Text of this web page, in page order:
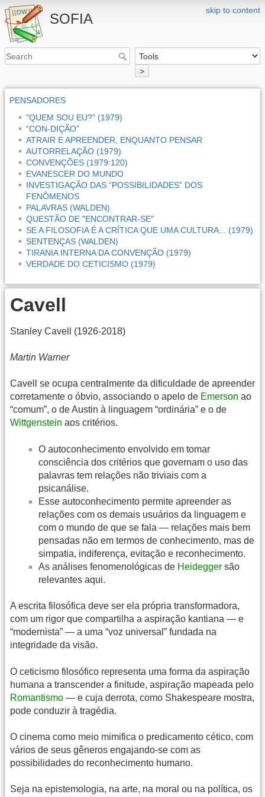
skip to content
SOFIA
>
PENSADORES
"QUEM SOU EU?" (1979)
“CON-DIÇÃO”
ATRAIR E APREENDER, ENQUANTO PENSAR
AUTORRELAÇÃO (1979)
CONVENÇÕES (1979:120)
EVANESCER DO MUNDO
INVESTIGAÇÃO DAS “POSSIBILIDADES” DOS
FENÔMENOS
PALAVRAS (WALDEN)
QUESTÃO DE "ENCONTRAR-SE"
SE A FILOSOFIA É A CRÍTICA QUE UMA CULTURA... (1979)
SENTENÇAS (WALDEN)
TIRANIA INTERNA DA CONVENÇÃO (1979)
VERDADE DO CETICISMO (1979)
Cavell
Stanley Cavell (1926-2018)
Martin Warner
Cavell se ocupa centralmente da dificuldade de apreender
corretamente o óbvio, associando o apelo de Emerson ao
“comum”, o de Austin à linguagem “ordinária” e o de
Wittgenstein aos critérios.
O autoconhecimento envolvido em tomar
consciência dos critérios que governam o uso das
palavras tem relações não triviais com a
psicanálise.
Esse autoconhecimento permite apreender as
relações com os demais usuários da linguagem e
com o mundo de que se fala — relações mais bem
pensadas não em termos de conhecimento, mas de
simpatia, indiferença, evitação e reconhecimento.
As análises fenomenológicas de Heidegger são
relevantes aqui.
A escrita filosófica deve ser ela própria transformadora,
com um rigor que compartilha a aspiração kantiana — e
“modernista” — a uma “voz universal” fundada na
integridade da visão.
O ceticismo filosófico representa uma forma da aspiração
humana a transcender a finitude, aspiração mapeada pelo
Romantismo — e cuja derrota, como Shakespeare mostra,
pode conduzir à tragédia.
O cinema como meio mimifica o predicamento cético, com
vários de seus gêneros engajando-se com as
possibilidades do reconhecimento humano.
Seja na epistemologia, na arte, na moral ou na política, os